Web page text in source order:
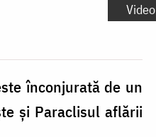
Video
înconjurată de un
și Paraclisul aflării